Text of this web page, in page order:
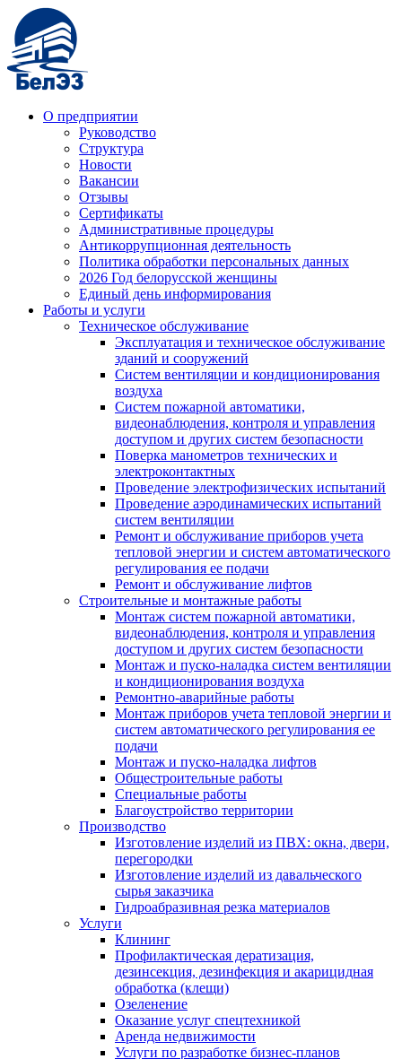
О предприятии
Руководство
Структура
Новости
Вакансии
Отзывы
Сертификаты
Административные процедуры
Антикоррупционная деятельность
Политика обработки персональных данных
2026 Год белорусской женщины
Единый день информирования
Работы и услуги
Техническое обслуживание
Эксплуатация и техническое обслуживание
зданий и сооружений
Систем вентиляции и кондиционирования
воздуха
Систем пожарной автоматики,
видеонаблюдения, контроля и управления
доступом и других систем безопасности
Поверка манометров технических и
электроконтактных
Проведение электрофизических испытаний
Проведение аэродинамических испытаний
систем вентиляции
Ремонт и обслуживание приборов учета
тепловой энергии и систем автоматического
регулирования ее подачи
Ремонт и обслуживание лифтов
Строительные и монтажные работы
Монтаж систем пожарной автоматики,
видеонаблюдения, контроля и управления
доступом и других систем безопасности
Монтаж и пуско-наладка систем вентиляции
и кондиционирования воздуха
Ремонтно-аварийные работы
Монтаж приборов учета тепловой энергии и
систем автоматического регулирования ее
подачи
Монтаж и пуско-наладка лифтов
Общестроительные работы
Специальные работы
Благоустройство территории
Производство
Изготовление изделий из ПВХ: окна, двери,
перегородки
Изготовление изделий из давальческого
сырья заказчика
Гидроабразивная резка материалов
Услуги
Клининг
Профилактическая дератизация,
дезинсекция, дезинфекция и акарицидная
обработка (клещи)
Озеленение
Оказание услуг спецтехникой
Аренда недвижимости
Услуги по разработке бизнес-планов